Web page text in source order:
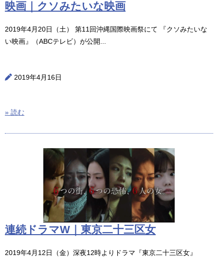
映画｜クソみたいな映画
2019年4月20日（土） 第11回沖縄国際映画祭にて 『クソみたいな
い映画』（ABCテレビ）が公開...
2019年4月16日
» 読む
連続ドラマW｜東京二十三区女
2019年4月12日（金）深夜12時よりドラマ『東京二十三区女』